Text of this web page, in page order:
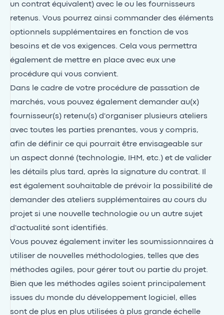
un contrat équivalent) avec le ou les fournisseurs
retenus. Vous pourrez ainsi commander des éléments
optionnels supplémentaires en fonction de vos
besoins et de vos exigences. Cela vous permettra
également de mettre en place avec eux une
procédure qui vous convient.
Dans le cadre de votre procédure de passation de
marchés, vous pouvez également demander au(x)
fournisseur(s) retenu(s) d'organiser plusieurs ateliers
avec toutes les parties prenantes, vous y compris,
afin de définir ce qui pourrait être envisageable sur
un aspect donné (technologie, IHM, etc.) et de valider
les détails plus tard, après la signature du contrat. Il
est également souhaitable de prévoir la possibilité de
demander des ateliers supplémentaires au cours du
projet si une nouvelle technologie ou un autre sujet
d'actualité sont identifiés.
Vous pouvez également inviter les soumissionnaires à
utiliser de nouvelles méthodologies, telles que des
méthodes agiles, pour gérer tout ou partie du projet.
Bien que les méthodes agiles soient principalement
issues du monde du développement logiciel, elles
sont de plus en plus utilisées à plus grande échelle